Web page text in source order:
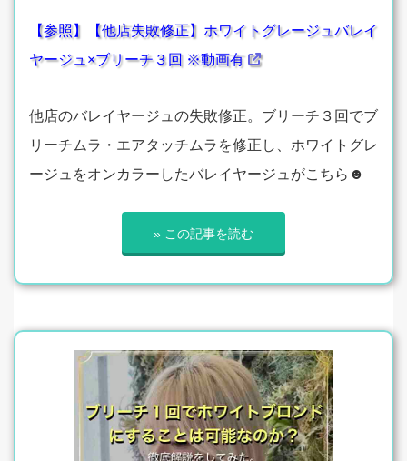
【参照】【他店失敗修正】ホワイトグレージュバレイ
ヤージュ×ブリーチ３回 ※動画有
他店のバレイヤージュの失敗修正。ブリーチ３回でブ
リーチムラ・エアタッチムラを修正し、ホワイトグレ
ージュをオンカラーしたバレイヤージュがこちら☻
» この記事を読む